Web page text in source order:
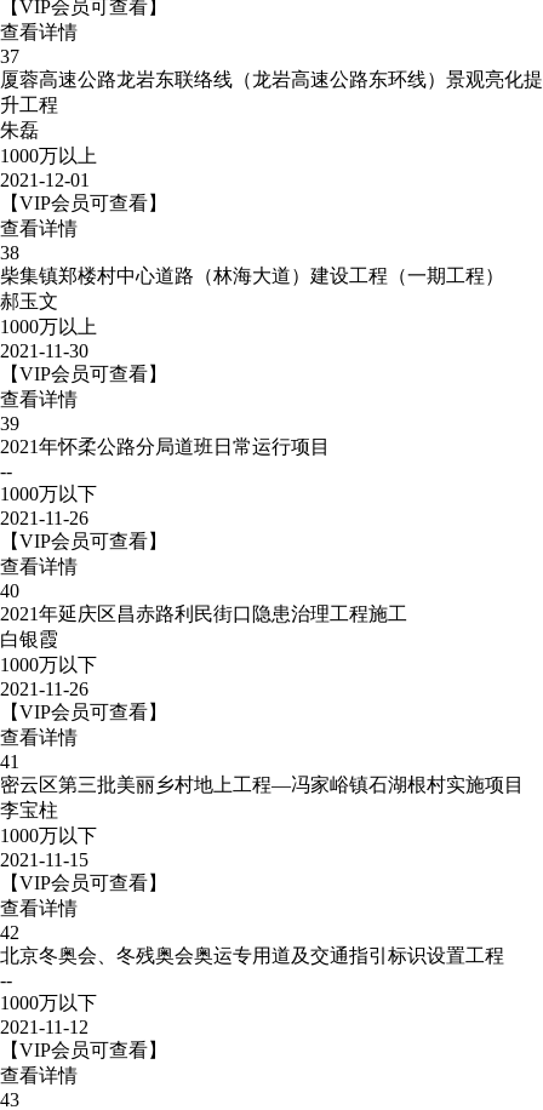
【VIP会员可查看】
查看详情
37
厦蓉高速公路龙岩东联络线（龙岩高速公路东环线）景观亮化提
升工程
朱磊
1000万以上
2021-12-01
【VIP会员可查看】
查看详情
38
柴集镇郑楼村中心道路（林海大道）建设工程（一期工程）
郝玉文
1000万以上
2021-11-30
【VIP会员可查看】
查看详情
39
2021年怀柔公路分局道班日常运行项目
--
1000万以下
2021-11-26
【VIP会员可查看】
查看详情
40
2021年延庆区昌赤路利民街口隐患治理工程施工
白银霞
1000万以下
2021-11-26
【VIP会员可查看】
查看详情
41
密云区第三批美丽乡村地上工程—冯家峪镇石湖根村实施项目
李宝柱
1000万以下
2021-11-15
【VIP会员可查看】
查看详情
42
北京冬奥会、冬残奥会奥运专用道及交通指引标识设置工程
--
1000万以下
2021-11-12
【VIP会员可查看】
查看详情
43